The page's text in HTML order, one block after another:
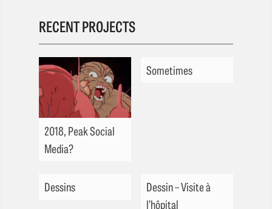
RECENT PROJECTS
2018, Peak Social
Media?
Sometimes
Dessins
Dessin – Visite à
l’hôpital